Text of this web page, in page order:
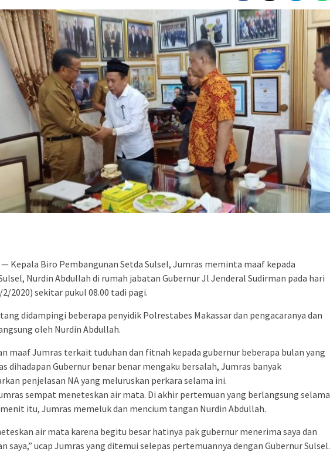
— Kepala Biro Pembangunan Setda Sulsel, Jumras meminta maaf kepada
Nurdin Abdullah di rumah jabatan Gubernur Jl Jenderal Sudirman pada hari
2/2020) sekitar pukul 08.00 tadi pagi.
didampingi beberapa penyidik Polrestabes Makassar dan pengacaranya dan
oleh Nurdin Abdullah.
maaf Jumras terkait tuduhan dan fitnah kepada gubernur beberapa bulan yang
dihadapan Gubernur benar benar mengaku bersalah, Jumras banyak
penjelasan NA yang meluruskan perkara selama ini.
sempat meneteskan air mata. Di akhir pertemuan yang berlangsung selama
itu, Jumras memeluk dan mencium tangan Nurdin Abdullah.
air mata karena begitu besar hatinya pak gubernur menerima saya dan
saya,” ucap Jumras yang ditemui selepas pertemuannya dengan Gubernur Sulsel.